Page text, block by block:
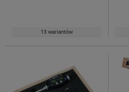
13 wariantów